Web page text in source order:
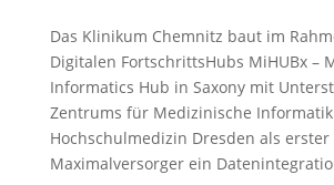
Das Klinikum Chemnitz baut im
Digitalen FortschrittsHubs MiHUBx –
Informatics Hub in Saxony mit
Zentrums für Medizinische
Hochschulmedizin Dresden als
Maximalversorger ein